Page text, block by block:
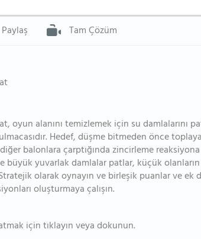
Paylaş Tam Çözüm
oyun alanını temizlemek için su damlalarını
Hedef, düşme bitmeden önce
balonlara çarptığında zincirleme
büyük yuvarlak damlalar patlar, küçük
olarak oynayın ve birleşik puanlar ve ek
oluşturmaya çalışın.
için tıklayın veya dokunun.